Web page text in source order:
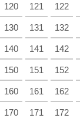
120 121 122
130 131 132
140 141 142
150 151 152
160 161 162
170 171 172